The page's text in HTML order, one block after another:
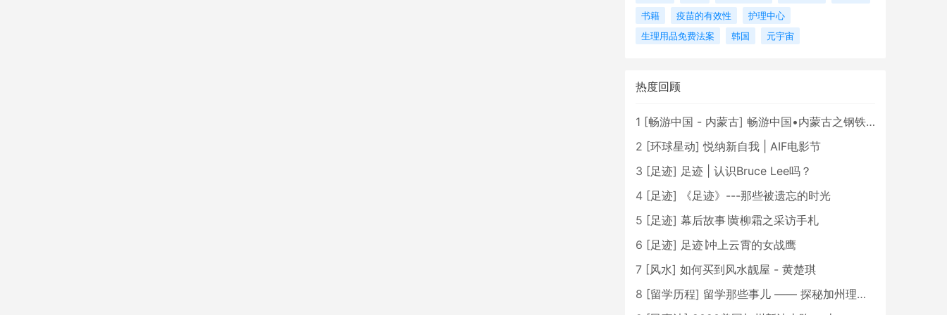
书籍
疫苗的有效性
护理中心
生理用品免费法案
韩国 元宇宙
热度回顾
1 [畅游中国 - 内蒙古] 畅游中国•内蒙古之钢铁骄子，魅力包头
2 [环球星动] 悦纳新自我 | AIF电影节
3 [足迹] 足迹 | 认识Bruce Lee吗？
4 [足迹]
《足迹》---那些被遗忘的时光
5 [足迹] 幕后故事∣黄柳霜之采访手札
6 [足迹] 足迹∣冲上云霄的女战鹰
7 [风水] 如何买到风水靓屋 - 黄楚琪
8 [留学历程] 留学那些事儿 —— 探秘加州理工学院Caltech博士生活 [上集]